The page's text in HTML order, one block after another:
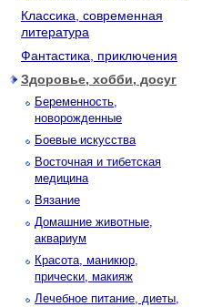
Классика, современная
литература
Фантастика, приключения
Здоровье, хобби, досуг
Беременность,
новорожденные
Боевые искусства
Восточная и тибетская
медицина
Вязание
Домашние животные,
аквариум
Красота, маникюр,
прически, макияж
Лечебное питание, диеты,